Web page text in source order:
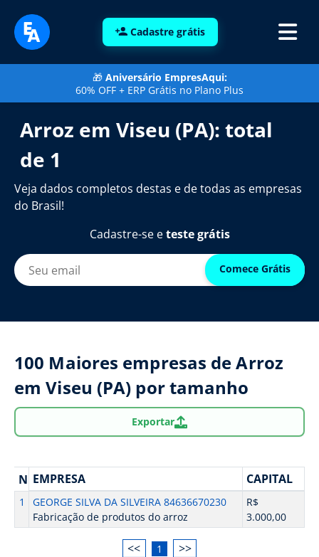
Cadastre grátis
🎁 Aniversário EmpresAqui:
60% OFF + ERP Grátis no Plano Plus
Arroz em Viseu (PA): total
de 1
Veja dados completos destas e de todas as empresas
do Brasil!
Cadastre-se eteste grátis
Comece Grátis
100 Maiores empresas de Arroz
em Viseu (PA) por tamanho
Exportar
N EMPRESA CAPITAL
1
GEORGE SILVA DA SILVEIRA 84636670230
Fabricação de produtos do arroz
R$
3.000,00
<< 1
>>